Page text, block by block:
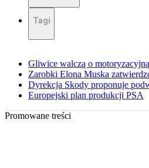
Tagi
Gliwice walczą o
Zarobki Elona Muska
Dyrekcja Skody proponuje
Europejski plan produkcji PSA
Promowane treści